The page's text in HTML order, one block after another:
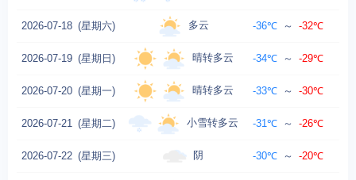
2026-07-18 (星期六) 多云 -36℃ ～ -32℃
2026-07-19 (星期日) 晴转多云 -34℃ ～ -29℃
2026-07-20 (星期一) 晴转多云 -33℃ ～ -30℃
2026-07-21 (星期二) 小雪转多云 -31℃ ～ -26℃
2026-07-22 (星期三) 阴 -30℃ ～ -20℃